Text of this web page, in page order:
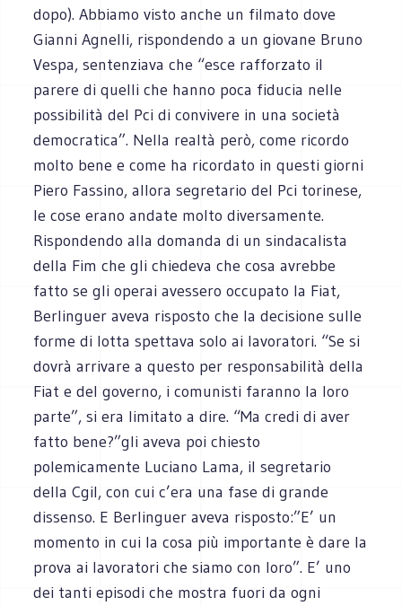
dopo). Abbiamo visto anche un filmato dove
Gianni Agnelli, rispondendo a un giovane Bruno
Vespa, sentenziava che “esce rafforzato il
parere di quelli che hanno poca fiducia nelle
possibilità del Pci di convivere in una società
democratica”. Nella realtà però, come ricordo
molto bene e come ha ricordato in questi giorni
Piero Fassino, allora segretario del Pci torinese,
le cose erano andate molto diversamente.
Rispondendo alla domanda di un sindacalista
della Fim che gli chiedeva che cosa avrebbe
fatto se gli operai avessero occupato la Fiat,
Berlinguer aveva risposto che la decisione sulle
forme di lotta spettava solo ai lavoratori. “Se si
dovrà arrivare a questo per responsabilità della
Fiat e del governo, i comunisti faranno la loro
parte”, si era limitato a dire. “Ma credi di aver
fatto bene?”gli aveva poi chiesto
polemicamente Luciano Lama, il segretario
della Cgil, con cui c’era una fase di grande
dissenso. E Berlinguer aveva risposto:”E’ un
momento in cui la cosa più importante è dare la
prova ai lavoratori che siamo con loro”. E’ uno
dei tanti episodi che mostra fuori da ogni